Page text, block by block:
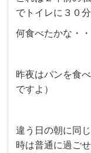
でトイレに３０
何食べたかな・・
昨夜はパンを食
ですよ）
違う日の朝に同
時は普通に過ごせ